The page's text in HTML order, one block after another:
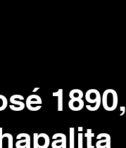
1890,